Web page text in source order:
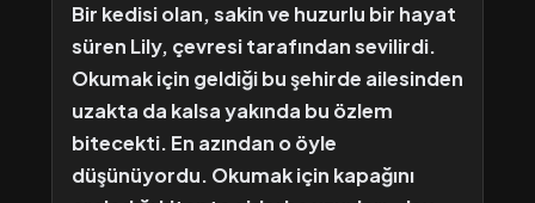
Bir kedisi olan, sakin ve huzurlu bir hayat
süren Lily, çevresi tarafından sevilirdi.
Okumak için geldiği bu şehirde ailesinden
uzakta da kalsa yakında bu özlem
bitecekti. En azından o öyle
düşünüyordu. Okumak için kapağını